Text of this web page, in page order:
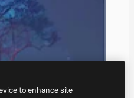
to enhance site